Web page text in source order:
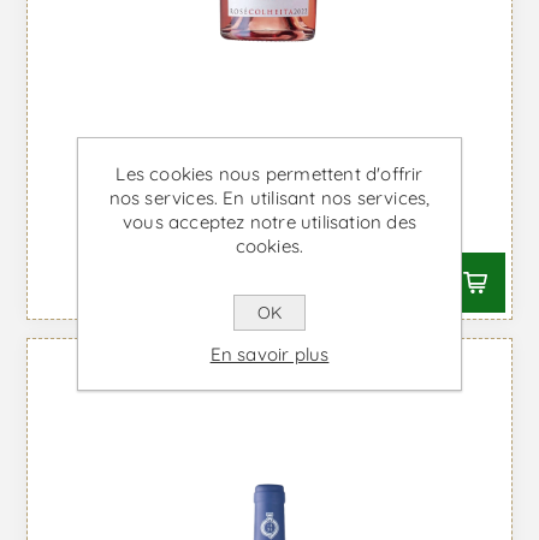
Cartuxa - Vin Rosé
À partir de €19,00 TTC
Les cookies nous permettent d'offrir
nos services. En utilisant nos services,
vous acceptez notre utilisation des
cookies.
OK
En savoir plus